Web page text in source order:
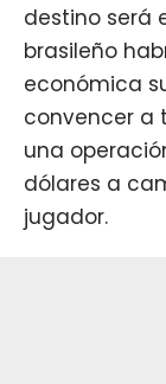
destino será
brasileño
económica
convencer a
una
dólares a
jugador.